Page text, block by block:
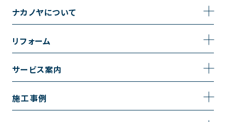
ナカノヤについて
事業内容
採用情報
リフォーム
トイレのリフォーム
キッチンのリフォーム
サービス案内
サービスの流れ
施工事例